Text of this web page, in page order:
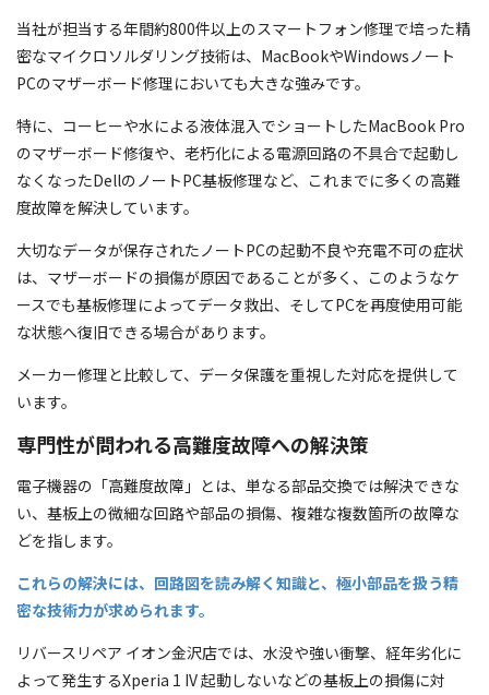
当社が担当する年間約800件以上のスマートフォン修理で培った精
密なマイクロソルダリング技術は、MacBookやWindowsノート
PCのマザーボード修理においても大きな強みです。
特に、コーヒーや水による液体混入でショートしたMacBook Pro
のマザーボード修復や、老朽化による電源回路の不具合で起動し
なくなったDellのノートPC基板修理など、これまでに多くの高難
度故障を解決しています。
大切なデータが保存されたノートPCの起動不良や充電不可の症状
は、マザーボードの損傷が原因であることが多く、このようなケ
ースでも基板修理によってデータ救出、そしてPCを再度使用可能
な状態へ復旧できる場合があります。
メーカー修理と比較して、データ保護を重視した対応を提供して
います。
専門性が問われる高難度故障への解決策
電子機器の「高難度故障」とは、単なる部品交換では解決できな
い、基板上の微細な回路や部品の損傷、複雑な複数箇所の故障な
どを指します。
これらの解決には、回路図を読み解く知識と、極小部品を扱う精
密な技術力が求められます。
リバースリペア イオン金沢店では、水没や強い衝撃、経年劣化に
よって発生するXperia 1 IV 起動しないなどの基板上の損傷に対